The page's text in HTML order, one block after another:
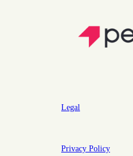
Legal
Privacy Policy